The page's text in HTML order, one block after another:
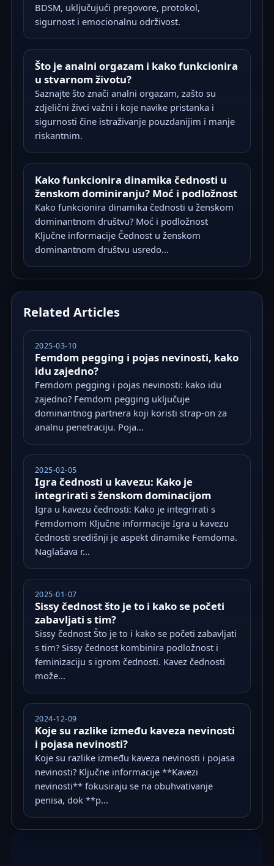
BDSM, uključujući pregovore, protokol,
sigurnost i emocionalnu održivost.
Što je analni orgazam i kako funkcionira
u stvarnom životu?
Saznajte što znači analni orgazam, zašto su
zdjelični živci važni i koje navike pristanka i
sigurnosti čine istraživanje pouzdanijim i manje
riskantnim.
Kako funkcionira dinamika čednosti u
ženskom dominiranju? Moć i podložnost
Kako funkcionira dinamika čednosti u ženskom
dominantnom društvu? Moć i podložnost
Ključne informacije Čednost u ženskom
dominantnom društvu usredo...
Related Articles
2025-03-10
Femdom pegging i pojas nevinosti, kako
idu zajedno?
Femdom pegging i pojas nevinosti: kako idu
zajedno? Femdom pegging uključuje
dominantnog partnera koji koristi strap-on za
analnu penetraciju. Poja...
2025-02-05
Igra čednosti u kavezu: Kako je
integrirati s ženskom dominacijom
Igra u kavezu čednosti: Kako je integrirati s
Femdomom Ključne informacije Igra u kavezu
čednosti središnji je aspekt dinamike Femdoma.
Naglašava r...
2025-01-07
Sissy čednost što je to i kako se početi
zabavljati s tim?
Sissy čednost Što je to i kako se početi zabavljati
s tim? Sissy čednost kombinira podložnost i
feminizaciju s igrom čednosti. Kavez čednosti
može...
2024-12-09
Koje su razlike između kaveza nevinosti
i pojasa nevinosti?
Koje su razlike između kaveza nevinosti i pojasa
nevinosti? Ključne informacije **Kavezi
nevinosti** fokusiraju se na obuhvativanje
penisa, dok **p...